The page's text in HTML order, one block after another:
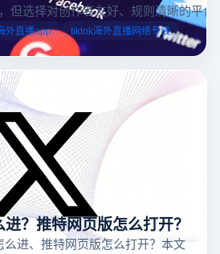
但选择对创作者友好、规则清晰的平台
著降低封号概率。以下推荐十大国外
览器的功能，详解如何安全高效运营。
外直播app tiktok海外直播网络专线
？推特网页版怎么打开？
进、推特网页版怎么打开？本文